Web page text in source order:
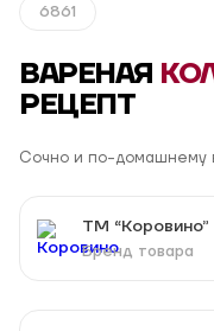
6861
ВАРЕНАЯ
РЕЦЕПТ
Сочно и по-домашнему
ТМ “Коровино”
Бренд товара